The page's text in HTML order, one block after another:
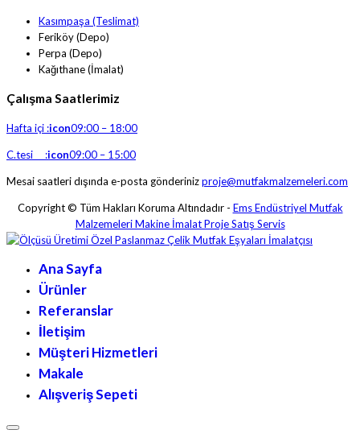
Kasımpaşa (Teslimat)
Feriköy (Depo)
Perpa (Depo)
Kağıthane (İmalat)
Çalışma Saatlerimiz
Hafta içi :icon09:00 – 18:00
C.tesi :icon09:00 – 15:00
Mesai saatleri dışında e-posta gönderinizproje@mutfakmalzemeleri.com
Copyright © Tüm Hakları Koruma Altındadır - Ems Endüstriyel Mutfak
Malzemeleri Makine İmalat Proje Satış Servis
Ana Sayfa
Ürünler
Referanslar
İletişim
Müşteri Hizmetleri
Makale
Alışveriş Sepeti